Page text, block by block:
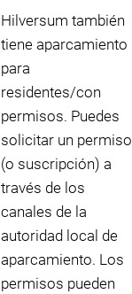
Hilversum también
tiene aparcamiento
para
residentes/con
permisos. Puedes
solicitar un permiso
(o suscripción) a
través de los
canales de la
autoridad local de
aparcamiento. Los
permisos pueden